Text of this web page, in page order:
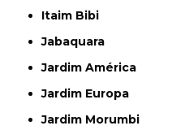
Itaim Bibi
Jabaquara
Jardim América
Jardim Europa
Jardim Morumbi